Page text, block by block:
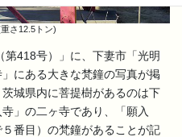
さ12.5トン)
418号）」に、下妻市「光明
にある大きな梵鐘の写真が掲
城県内に菩提樹があるのは下
」の二ヶ寺であり、「願入
番目）の梵鐘があることが記